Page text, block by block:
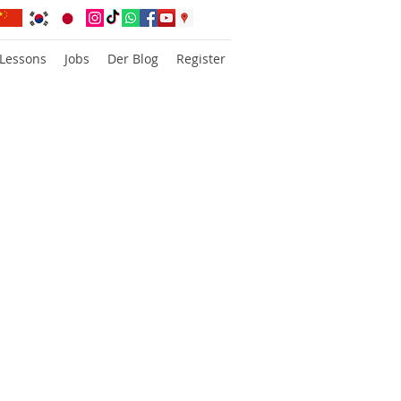
Jobs Der Blog Register